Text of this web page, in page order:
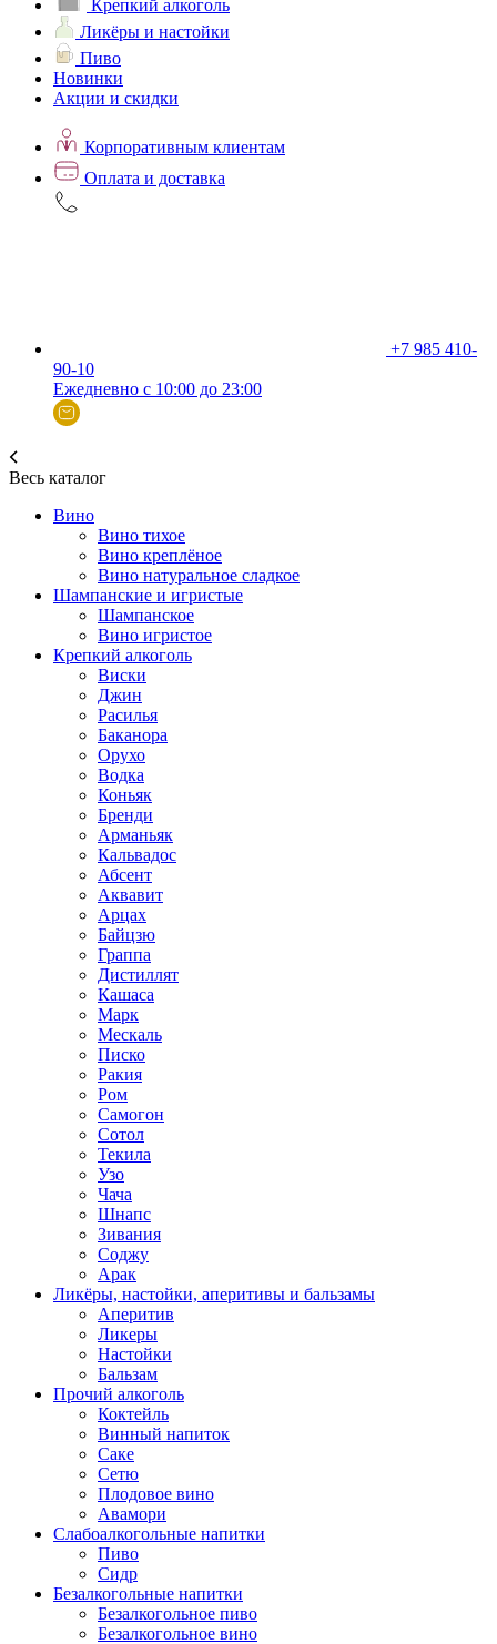
Крепкий алкоголь
Ликёры и настойки
Пиво
Новинки
Акции и скидки
Корпоративным клиентам
Оплата и доставка
+7 985 410-
90-10
Ежедневно с 10:00 до 23:00
Весь каталог
Вино
Вино тихое
Вино креплёное
Вино натуральное сладкое
Шампанские и игристые
Шампанское
Вино игристое
Крепкий алкоголь
Виски
Джин
Расилья
Баканора
Орухо
Водка
Коньяк
Бренди
Арманьяк
Кальвадос
Абсент
Аквавит
Арцах
Байцзю
Граппа
Дистиллят
Кашаса
Марк
Мескаль
Писко
Ракия
Ром
Самогон
Сотол
Текила
Узо
Чача
Шнапс
Зивания
Соджу
Арак
Ликёры, настойки, аперитивы и бальзамы
Аперитив
Ликеры
Настойки
Бальзам
Прочий алкоголь
Коктейль
Винный напиток
Саке
Сетю
Плодовое вино
Авамори
Слабоалкогольные напитки
Пиво
Сидр
Безалкогольные напитки
Безалкогольное пиво
Безалкогольное вино